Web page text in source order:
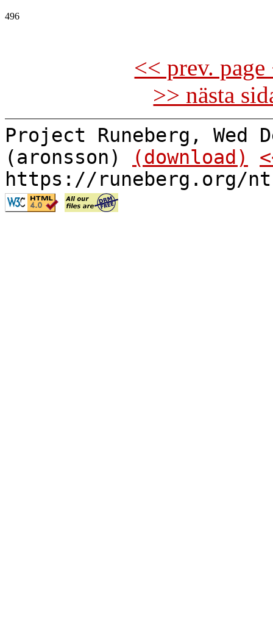
496
<< prev.
>> nästa
Project Runeberg, Wed
(aronsson)
(download)
https://runeberg.org/